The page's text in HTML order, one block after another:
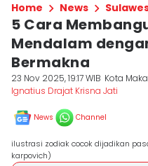
Home News
5 Cara
Mendalam
Bermakna
23 Nov 2025, 19:17 WIB Kota
Ignatius Drajat Krisna Jati
News Channel
ilustrasi zodiak cocok dijadikan
karpovich)